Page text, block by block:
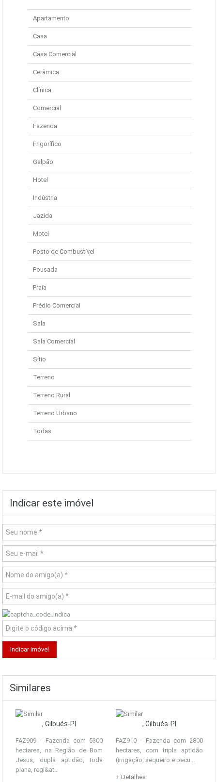
Apartamento
Casa
Casa Comercial
Cerâmica
Clínica
Comercial
Fazenda
Frigorífico
Galpão
Hotel
Indústria
Jazida
Motel
Posto de Combustível
Pousada
Praia
Prédio Comercial
Sala
Sala Comercial
Sítio
Terreno
Terreno Rural
Terreno Urbano
Todas
Indicar este imóvel
Similares
, Gilbués-PI
FAZ909 - Fazenda com 5300
hectares, na Região de Bom
Jesus, dupla aptidão, toda
plana, regi&at...
, Gilbués-PI
FAZ910 - Fazenda com 2800
hectares, com tripla aptidão
(irrigação, sequeiro e pecu...
+ Detalhes